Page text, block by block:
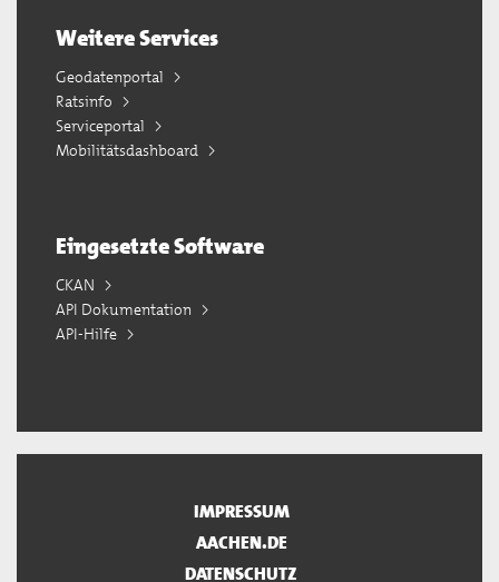
Weitere Services
Geodatenportal
Ratsinfo
Serviceportal
Mobilitätsdashboard
Eingesetzte Software
CKAN
API Dokumentation
API-Hilfe
IMPRESSUM
AACHEN.DE
DATENSCHUTZ